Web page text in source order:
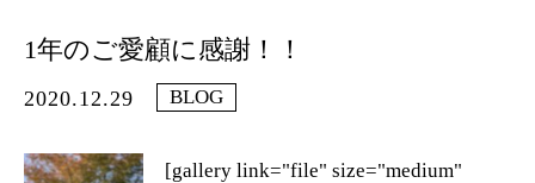
1年のご愛顧に感謝！！
2020.12.29 BLOG
[gallery link="file" size="medium"